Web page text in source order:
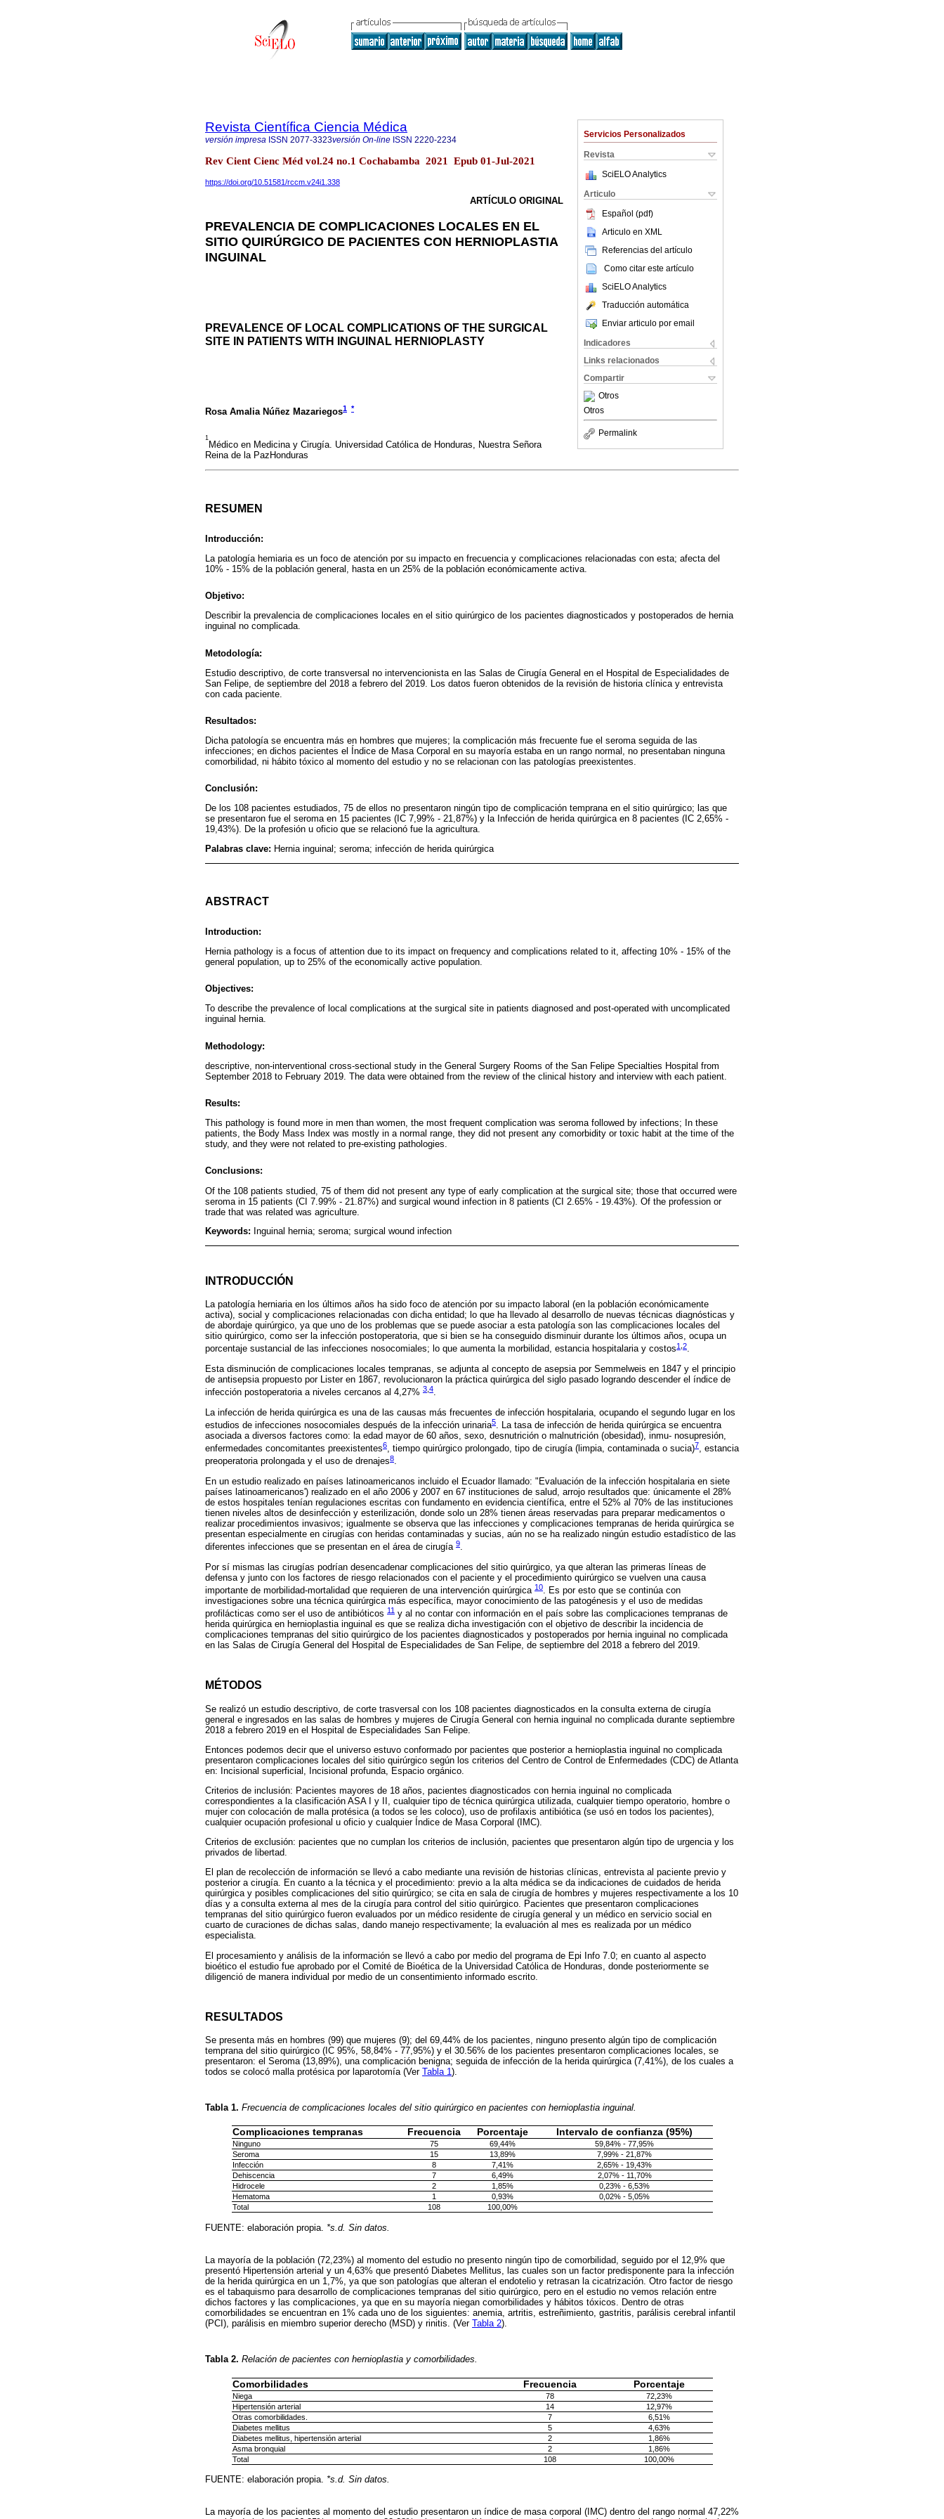
Servicios Personalizados
Revista
SciELO Analytics
Articulo
Español (pdf)
Articulo en XML
Referencias del artículo
Como citar este artículo
SciELO Analytics
Traducción automática
Enviar articulo por email
Indicadores
Links relacionados
Compartir
Otros
Otros
Permalink
Revista Científica Ciencia Médica
versión impresa ISSN 2077-3323versión On-line ISSN 2220-2234
Rev Cient Cienc Méd vol.24 no.1 Cochabamba 2021 Epub 01-Jul-2021
https://doi.org/10.51581/rccm.v24i1.338
ARTÍCULO ORIGINAL
PREVALENCIA DE COMPLICACIONES LOCALES EN EL
SITIO QUIRÚRGICO DE PACIENTES CON HERNIOPLASTIA
INGUINAL
PREVALENCE OF LOCAL COMPLICATIONS OF THE SURGICAL
SITE IN PATIENTS WITH INGUINAL HERNIOPLASTY
Rosa Amalia Núñez Mazariegos1 *
1
Médico en Medicina y Cirugía. Universidad Católica de Honduras, Nuestra Señora
Reina de la PazHonduras
RESUMEN
Introducción:
La patología hemiaria es un foco de atención por su impacto en frecuencia y complicaciones relacionadas con esta; afecta del
10% - 15% de la población general, hasta en un 25% de la población económicamente activa.
Objetivo:
Describir la prevalencia de complicaciones locales en el sitio quirúrgico de los pacientes diagnosticados y postoperados de hernia
inguinal no complicada.
Metodología:
Estudio descriptivo, de corte transversal no intervencionista en las Salas de Cirugía General en el Hospital de Especialidades de
San Felipe, de septiembre del 2018 a febrero del 2019. Los datos fueron obtenidos de la revisión de historia clínica y entrevista
con cada paciente.
Resultados:
Dicha patología se encuentra más en hombres que mujeres; la complicación más frecuente fue el seroma seguida de las
infecciones; en dichos pacientes el Índice de Masa Corporal en su mayoría estaba en un rango normal, no presentaban ninguna
comorbilidad, ni hábito tóxico al momento del estudio y no se relacionan con las patologías preexistentes.
Conclusión:
De los 108 pacientes estudiados, 75 de ellos no presentaron ningún tipo de complicación temprana en el sitio quirúrgico; las que
se presentaron fue el seroma en 15 pacientes (IC 7,99% - 21,87%) y la Infección de herida quirúrgica en 8 pacientes (IC 2,65% -
19,43%). De la profesión u oficio que se relacionó fue la agricultura.
Palabras clave: Hernia inguinal; seroma; infección de herida quirúrgica
ABSTRACT
Introduction:
Hernia pathology is a focus of attention due to its impact on frequency and complications related to it, affecting 10% - 15% of the
general population, up to 25% of the economically active population.
Objectives:
To describe the prevalence of local complications at the surgical site in patients diagnosed and post-operated with uncomplicated
inguinal hernia.
Methodology:
descriptive, non-interventional cross-sectional study in the General Surgery Rooms of the San Felipe Specialties Hospital from
September 2018 to February 2019. The data were obtained from the review of the clinical history and interview with each patient.
Results:
This pathology is found more in men than women, the most frequent complication was seroma followed by infections; In these
patients, the Body Mass Index was mostly in a normal range, they did not present any comorbidity or toxic habit at the time of the
study, and they were not related to pre-existing pathologies.
Conclusions:
Of the 108 patients studied, 75 of them did not present any type of early complication at the surgical site; those that occurred were
seroma in 15 patients (CI 7.99% - 21.87%) and surgical wound infection in 8 patients (CI 2.65% - 19.43%). Of the profession or
trade that was related was agriculture.
Keywords: Inguinal hernia; seroma; surgical wound infection
INTRODUCCIÓN
La patología herniaria en los últimos años ha sido foco de atención por su impacto laboral (en la población económicamente
activa), social y complicaciones relacionadas con dicha entidad; lo que ha llevado al desarrollo de nuevas técnicas diagnósticas y
de abordaje quirúrgico, ya que uno de los problemas que se puede asociar a esta patología son las complicaciones locales del
sitio quirúrgico, como ser la infección postoperatoria, que si bien se ha conseguido disminuir durante los últimos años, ocupa un
porcentaje sustancial de las infecciones nosocomiales; lo que aumenta la morbilidad, estancia hospitalaria y costos1 ,2.
Esta disminución de complicaciones locales tempranas, se adjunta al concepto de asepsia por Semmelweis en 1847 y el principio
de antisepsia propuesto por Lister en 1867, revolucionaron la práctica quirúrgica del siglo pasado logrando descender el índice de
infección postoperatoria a niveles cercanos al 4,27% 3 4.
La infección de herida quirúrgica es una de las causas más frecuentes de infección hospitalaria, ocupando el segundo lugar en los
estudios de infecciones nosocomiales después de la infección urinaria5
. La tasa de infección de herida quirúrgica se encuentra
asociada a diversos factores como: la edad mayor de 60 años, sexo, desnutrición o malnutrición (obesidad), inmu- nosupresión,
enfermedades concomitantes preexistentes6, tiempo quirúrgico prolongado, tipo de cirugía (limpia, contaminada o sucia)7, estancia
preoperatoria prolongada y el uso de drenajes8.
En un estudio realizado en países latinoamericanos incluido el Ecuador llamado: "Evaluación de la infección hospitalaria en siete
países latinoamericanos') realizado en el año 2006 y 2007 en 67 instituciones de salud, arrojo resultados que: únicamente el 28%
de estos hospitales tenían regulaciones escritas con fundamento en evidencia científica, entre el 52% al 70% de las instituciones
tienen niveles altos de desinfección y esterilización, donde solo un 28% tienen áreas reservadas para preparar medicamentos o
realizar procedimientos invasivos; igualmente se observa que las infecciones y complicaciones tempranas de herida quirúrgica se
presentan especialmente en cirugías con heridas contaminadas y sucias, aún no se ha realizado ningún estudio estadístico de las
diferentes infecciones que se presentan en el área de cirugía 9.
Por sí mismas las cirugías podrían desencadenar complicaciones del sitio quirúrgico, ya que alteran las primeras líneas de
defensa y junto con los factores de riesgo relacionados con el paciente y el procedimiento quirúrgico se vuelven una causa
importante de morbilidad-mortalidad que requieren de una intervención quirúrgica 10
. Es por esto que se continúa con
investigaciones sobre una técnica quirúrgica más específica, mayor conocimiento de las patogénesis y el uso de medidas
profilácticas como ser el uso de antibióticos 11 y al no contar con información en el país sobre las complicaciones tempranas de
herida quirúrgica en hernioplastia inguinal es que se realiza dicha investigación con el objetivo de describir la incidencia de
complicaciones tempranas del sitio quirúrgico de los pacientes diagnosticados y postoperados por hernia inguinal no complicada
en las Salas de Cirugía General del Hospital de Especialidades de San Felipe, de septiembre del 2018 a febrero del 2019.
MÉTODOS
Se realizó un estudio descriptivo, de corte trasversal con los 108 pacientes diagnosticados en la consulta externa de cirugía
general e ingresados en las salas de hombres y mujeres de Cirugía General con hernia inguinal no complicada durante septiembre
2018 a febrero 2019 en el Hospital de Especialidades San Felipe.
Entonces podemos decir que el universo estuvo conformado por pacientes que posterior a hernioplastia inguinal no complicada
presentaron complicaciones locales del sitio quirúrgico según los criterios del Centro de Control de Enfermedades (CDC) de Atlanta
en: Incisional superficial, Incisional profunda, Espacio orgánico.
Criterios de inclusión: Pacientes mayores de 18 años, pacientes diagnosticados con hernia inguinal no complicada
correspondientes a la clasificación ASA I y II, cualquier tipo de técnica quirúrgica utilizada, cualquier tiempo operatorio, hombre o
mujer con colocación de malla protésica (a todos se les coloco), uso de profilaxis antibiótica (se usó en todos los pacientes),
cualquier ocupación profesional u oficio y cualquier Índice de Masa Corporal (IMC).
Criterios de exclusión: pacientes que no cumplan los criterios de inclusión, pacientes que presentaron algún tipo de urgencia y los
privados de libertad.
El plan de recolección de información se llevó a cabo mediante una revisión de historias clínicas, entrevista al paciente previo y
posterior a cirugía. En cuanto a la técnica y el procedimiento: previo a la alta médica se da indicaciones de cuidados de herida
quirúrgica y posibles complicaciones del sitio quirúrgico; se cita en sala de cirugía de hombres y mujeres respectivamente a los 10
días y a consulta externa al mes de la cirugía para control del sitio quirúrgico. Pacientes que presentaron complicaciones
tempranas del sitio quirúrgico fueron evaluados por un médico residente de cirugía general y un médico en servicio social en
cuarto de curaciones de dichas salas, dando manejo respectivamente; la evaluación al mes es realizada por un médico
especialista.
El procesamiento y análisis de la información se llevó a cabo por medio del programa de Epi Info 7.0; en cuanto al aspecto
bioético el estudio fue aprobado por el Comité de Bioética de la Universidad Católica de Honduras, donde posteriormente se
diligenció de manera individual por medio de un consentimiento informado escrito.
RESULTADOS
Se presenta más en hombres (99) que mujeres (9); del 69,44% de los pacientes, ninguno presento algún tipo de complicación
temprana del sitio quirúrgico (IC 95%, 58,84% - 77,95%) y el 30.56% de los pacientes presentaron complicaciones locales, se
presentaron: el Seroma (13,89%), una complicación benigna; seguida de infección de la herida quirúrgica (7,41%), de los cuales a
todos se colocó malla protésica por laparotomía (Ver Tabla 1 ).
Tabla 1. Frecuencia de complicaciones locales del sitio quirúrgico en pacientes con hernioplastia inguinal.
Complicaciones tempranas Frecuencia Porcentaje Intervalo de confianza (95%)
Ninguno 75 69,44%
59,84% - 77,95%
Seroma
15 13,89%
7,99% - 21,87%
Infección
8 7,41%
2,65% - 19,43%
Dehiscencia
7 6,49%
2,07% - 11,70%
Hidrocele
2 1,85%
0,23% - 6,53%
Hematoma
1 0,93%
0,02% - 5,05%
Total
108 100,00%
FUENTE: elaboración propia. *s.d. Sin datos.
La mayoría de la población (72,23%) al momento del estudio no presento ningún tipo de comorbilidad, seguido por el 12,9% que
presentó Hipertensión arterial y un 4,63% que presentó Diabetes Mellitus, las cuales son un factor predisponente para la infección
de la herida quirúrgica en un 1,7%, ya que son patologías que alteran el endotelio y retrasan la cicatrización. Otro factor de riesgo
es el tabaquismo para desarrollo de complicaciones tempranas del sitio quirúrgico, pero en el estudio no vemos relación entre
dichos factores y las complicaciones, ya que en su mayoría niegan comorbilidades y hábitos tóxicos. Dentro de otras
comorbilidades se encuentran en 1% cada uno de los siguientes: anemia, artritis, estreñimiento, gastritis, parálisis cerebral infantil
(PCI), parálisis en miembro superior derecho (MSD) y rinitis. (Ver Tabla 2).
Tabla 2. Relación de pacientes con hernioplastia y comorbilidades.
Comorbilidades Frecuencia Porcentaje
Niega 78
72,23%
Hipertensión arterial
14
12,97%
Otras comorbilidades.
7
6,51%
Diabetes mellitus
5
4,63%
Diabetes mellitus, hipertensión arterial
2
1,86%
Asma bronquial
2
1,86%
Total
108 100,00%
FUENTE: elaboración propia. *s.d. Sin datos.
La mayoría de los pacientes al momento del estudio presentaron un índice de masa corporal (IMC) dentro del rango normal 47,22%